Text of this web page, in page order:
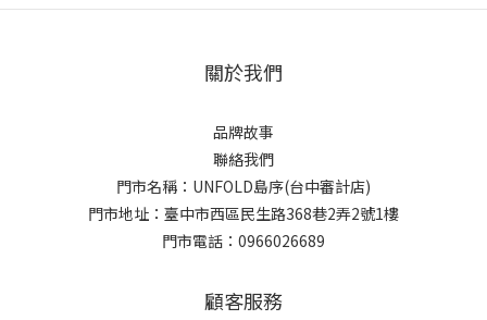
關於我們
品牌故事
聯絡我們
門市名稱：UNFOLD島序(台中審計店)
門市地址：臺中市西區民生路368巷2弄2號1樓
門市電話：0966026689
顧客服務